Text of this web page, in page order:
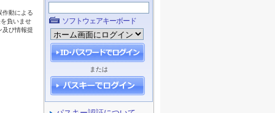
ソフトウェアキーボード
または